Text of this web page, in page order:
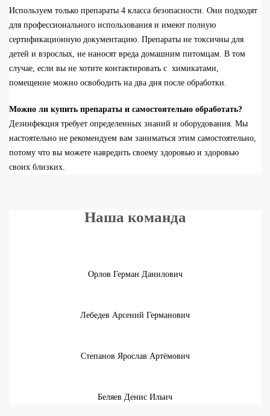
Используем только препараты 4 класса безопасности. Они подходят
для профессионального использования и имеют полную
сертификационную документацию. Препараты не токсичны для
детей и взрослых, не наносят вреда домашним питомцам. В том
случае, если вы не хотите контактировать с химикатами,
помещение можно освободить на два дня после обработки.
Можно ли купить препараты и самостоятельно обработать?
Дезинфекция требует определенных знаний и оборудования. Мы
настоятельно не рекомендуем вам заниматься этим самостоятельно,
потому что вы можете навредить своему здоровью и здоровью
своих близких.
Наша команда
Орлов Герман Данилович
Лебедев Арсений Германович
Степанов Ярослав Артёмович
Беляев Денис Ильич